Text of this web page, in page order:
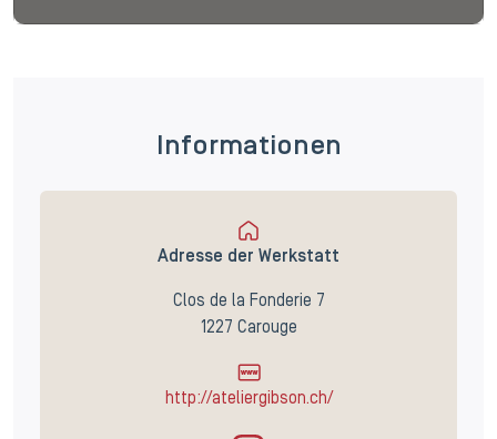
Informationen
Adresse der Werkstatt
Clos de la Fonderie 7
1227 Carouge
http://ateliergibson.ch/